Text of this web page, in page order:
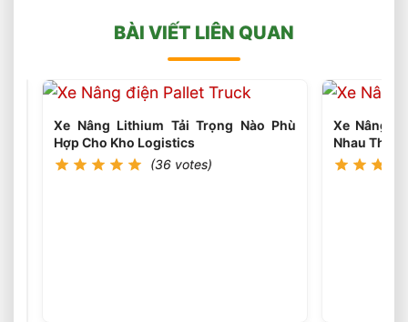
BÀI VIẾT LIÊN QUAN
Xe Nâng Lithium Tải Trọng Nào Phù
Hợp Cho Kho Logistics
(36 votes)
Xe Nâng
Nhau Thế